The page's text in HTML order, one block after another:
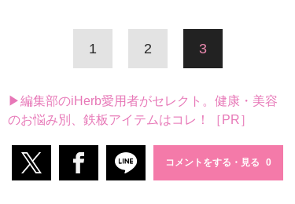
1 2 3
▶編集部のiHerb愛用者がセレクト。健康・美容
のお悩み別、鉄板アイテムはコレ！［PR］
コメントをする・見る